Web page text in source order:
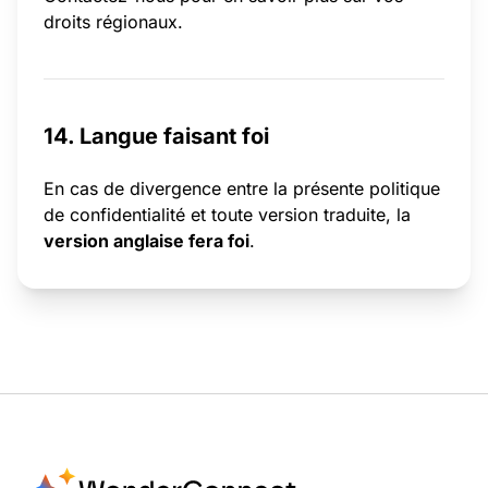
droits régionaux.
14. Langue faisant foi
En cas de divergence entre la présente politique
de confidentialité et toute version traduite, la
version anglaise fera foi.